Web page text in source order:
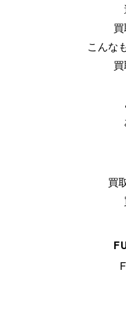
こんな
買